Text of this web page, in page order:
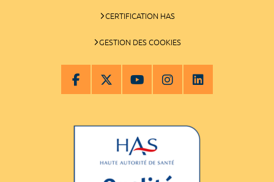
CERTIFICATION HAS
GESTION DES COOKIES